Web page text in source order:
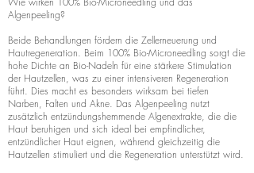
Algenpeeling?
Beide Behandlungen fördern die Zellerneuerung und
Hautregeneration. Beim 100% Bio-Microneedling sorgt die
hohe Dichte an Bio-Nadeln für eine stärkere Stimulation
der Hautzellen, was zu einer intensiveren Regeneration
führt. Dies macht es besonders wirksam bei tiefen
Narben, Falten und Akne. Das Algenpeeling nutzt
zusätzlich entzündungshemmende Algenextrakte, die die
Haut beruhigen und sich ideal bei empfindlicher,
entzündlicher Haut eignen, während gleichzeitig die
Hautzellen stimuliert und die Regeneration unterstützt wird.